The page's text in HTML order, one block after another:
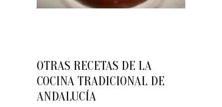
OTRAS RECETAS DE LA
COCINA TRADICIONAL DE
ANDALUCÍA